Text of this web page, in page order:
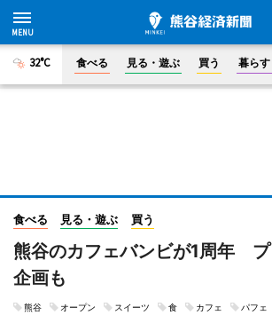
32°C 食べる 見る・遊ぶ 買う 暮らす
食べる 見る・遊ぶ 買う
熊谷のカフェバンビが1周年
企画も
熊谷 オープン スイーツ 食 カフェ パフェ